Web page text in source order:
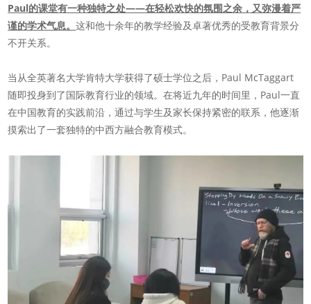
Paul的课堂有一种独特之处——在轻松欢快的氛围之余，又弥漫着严
谨的学术气息。这和他十余年的教学经验及卓著优秀的受教育背景分
不开关系。
当从全英著名大学肯特大学获得了硕士学位之后，Paul McTaggart
随即投身到了国际教育行业的领域。在将近九年的时间里，Paul一直
在中国教育的实践前沿，通过与学生及家长保持紧密的联系，他逐渐
摸索出了一套独特的中西方融合教育模式。